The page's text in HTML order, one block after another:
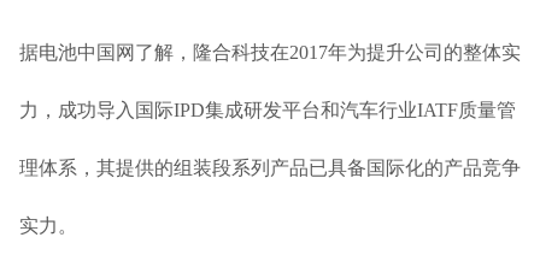
据电池中国网了解，隆合科技在2017年为提升公司的整体实
力，成功导入国际IPD集成研发平台和汽车行业IATF质量管
理体系，其提供的组装段系列产品已具备国际化的产品竞争
实力。